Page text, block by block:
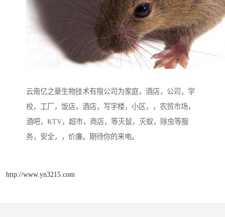
云南亿之豪生物技术有限公司为家庭，酒店，公司，学
校，工厂，饭店，酒店，写字楼，小区，，农贸市场，
酒吧，KTV，超市，商店，等灭鼠，灭蚁，除虫等服
务，安全，，价廉。期待你的来电。
http://www.yn3215.com